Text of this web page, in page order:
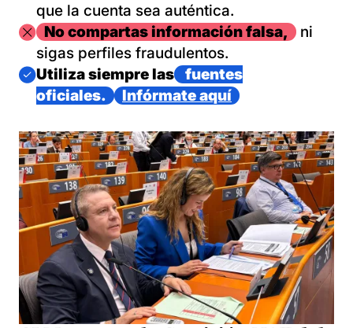
que la cuenta sea auténtica.
ImagenNo compartas información falsa,
ni
sigas perfiles fraudulentos.
Imagen
Utiliza siempre las
fuentes
oficiales.
Infórmate aquí